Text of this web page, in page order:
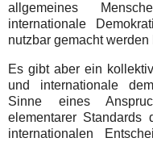
allgemeines
internationale
nutzbar gemacht werden
Es gibt aber ein
und internationale
Sinne eines
elementarer Standards
internationalen